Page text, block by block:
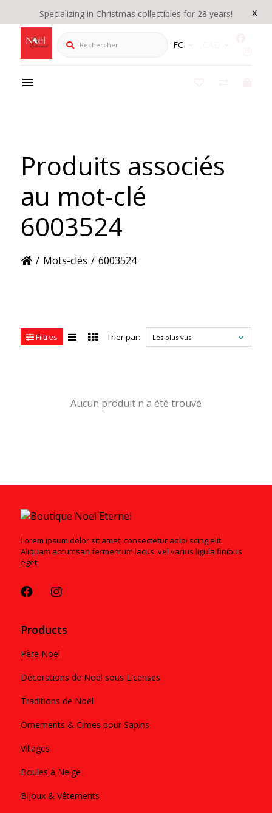
x
Specializing in Christmas collectibles for 28 years!
Rechercher FC
Produits associés
au mot-clé
6003524
/ Mots-clés / 6003524
Filtres Trier par: Les plus vus
Aucun produit n'a été trouvé
Lorem ipsum dolor sit amet, consectetur adipi scing elit.
Aliquam accumsan fermentum lacus. vel varius ligula finibus
eget.
Products
Père Noël
Décorations de Noël sous Licenses
Traditions de Noël
Ornements & Cimes pour Sapins
Villages
Boules à Neige
Bijoux & Vêtements